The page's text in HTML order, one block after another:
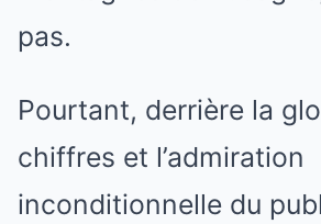
pas.
Pourtant, derrière la
chiffres et l’admiration
inconditionnelle du